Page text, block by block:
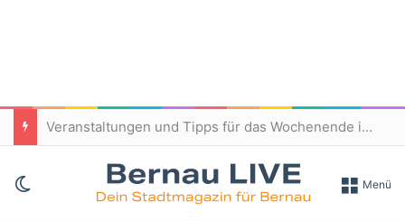
Veranstaltungen und Tipps für das Wochenende in und um Bernau
Skin umschalten Menü